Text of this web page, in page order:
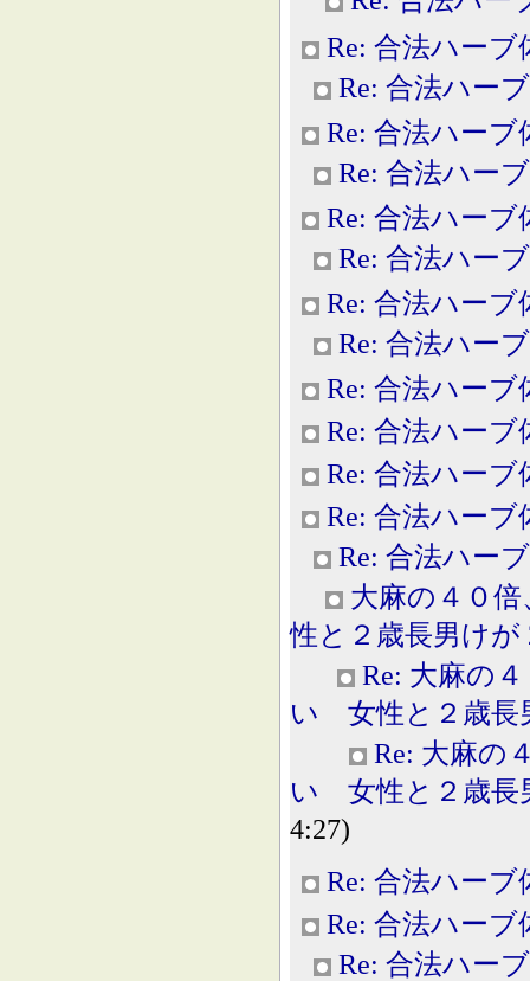
Re: 合法ハーブ
Re: 合法ハー
Re: 合法ハーブ
Re: 合法ハー
Re: 合法ハーブ
Re: 合法ハー
Re: 合法ハーブ
Re: 合法ハー
Re: 合法ハーブ
Re: 合法ハーブ
Re: 合法ハーブ
Re: 合法ハーブ
Re: 合法ハー
大麻の４０
性と２歳長男けが
Re: 大麻の
い 女性と２歳長
Re: 大麻の
い 女性と２歳長
4:27)
Re: 合法ハーブ
Re: 合法ハーブ
Re: 合法ハー